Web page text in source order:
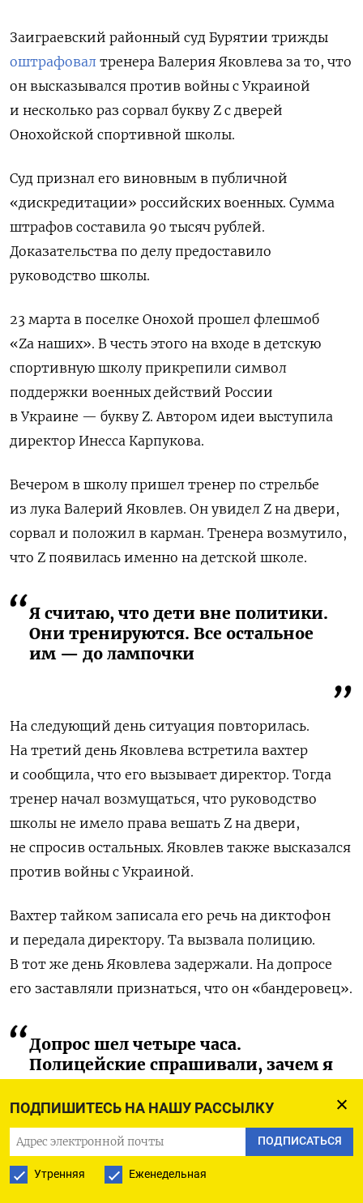
ПОДПИШИТЕСЬ НА НАШУ РАССЫЛКУ
ПОДПИСАТЬСЯ
Утренняя Еженедельная
Заиграевский районный суд Бурятии трижды
оштрафовал тренера Валерия Яковлева за то, что
он высказывался против войны с Украиной
и несколько раз сорвал букву Z с дверей
Онохойской спортивной школы.
Суд признал его виновным в публичной
«дискредитации» российских военных. Сумма
штрафов составила 90 тысяч рублей.
Доказательства по делу предоставило
руководство школы.
23 марта в поселке Онохой прошел флешмоб
«Zа наших». В честь этого на входе в детскую
спортивную школу прикрепили символ
поддержки военных действий России
в Украине — букву Z. Автором идеи выступила
директор Инесса Карпукова.
Вечером в школу пришел тренер по стрельбе
из лука Валерий Яковлев. Он увидел Z на двери,
сорвал и положил в карман. Тренера возмутило,
что Z появилась именно на детской школе.
Я считаю, что дети вне политики.
Они тренируются. Все остальное
им — до лампочки
На следующий день ситуация повторилась.
На третий день Яковлева встретила вахтер
и сообщила, что его вызывает директор. Тогда
тренер начал возмущаться, что руководство
школы не имело права вешать Z на двери,
не спросив остальных. Яковлев также высказался
против войны с Украиной.
Вахтер тайком записала его речь на диктофон
и передала директору. Та вызвала полицию.
В тот же день Яковлева задержали. На допросе
его заставляли признаться, что он «бандеровец».
Допрос шел четыре часа.
Полицейские спрашивали, зачем я
это сделал. Интересовались, кто я
по национальности, не
бандеровец ли. Они так и хотели
из меня вытащить, как будто
нашу армию я хочу назвать
фашистской. Я всячески